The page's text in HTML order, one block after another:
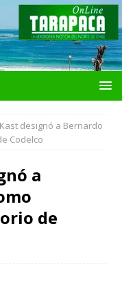
designó a Bernardo
Codelco
a
de